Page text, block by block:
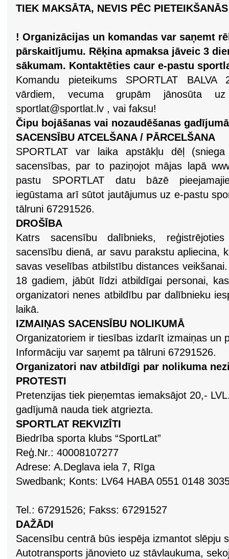
TIEK MAKSĀTA, NEVIS PĒC
! Organizācijas un komandas var saņemt
pārskaitījumu. Rēķina apmaksa jāveic 3
sākumam. Kontaktēties caur e-pastu
Komandu pieteikums SPORTLAT
vārdiem, vecuma grupām jānosūta
sportlat@sportlat.lv , vai faksu!
Čipu bojāšanas vai nozaudēšanas
SACENSĪBU ATCELŠANA / PĀRCELŠANA
SPORTLAT var laika apstākļu dēļ
sacensības, par to paziņojot mājas lapā
pastu SPORTLAT datu bāzē
iegūstama arī sūtot jautājumus uz e-pastu
tālruni 67291526.
DROŠĪBA
Katrs sacensību dalībnieks,
sacensību dienā, ar savu parakstu apliecina,
savas veselības atbilstību distances
18 gadiem, jābūt līdzi atbildīgai personai,
organizatori nenes atbildību par dalībnieku
laikā.
IZMAIŅAS SACENSĪBU NOLIKUMĀ
Organizatoriem ir tiesības izdarīt izmaiņas un
Informāciju var saņemt pa tālruni 67291526.
Organizatori nav atbildīgi par nolikuma
PROTESTI
Pretenzijas tiek pieņemtas iemaksājot 20,-
gadījumā nauda tiek atgriezta.
SPORTLAT REKVIZĪTI
Biedrība sporta klubs “SportLat”
Reģ.Nr.: 40008107277
Adrese: A.Deglava iela 7, Rīga
Swedbank; Konts: LV64 HABA 0551 0148
Tel.: 67291526; Fakss: 67291527
DAŽĀDI
Sacensību centrā būs iespēja izmantot slēpju
Autotransports jānovieto uz stāvlaukuma,